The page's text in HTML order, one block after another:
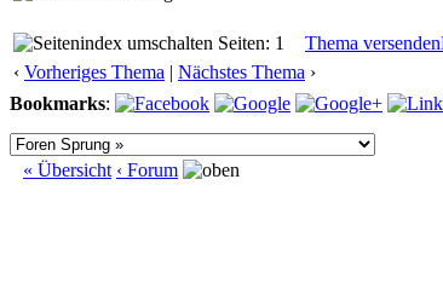
Seiten: 1
Thema versenden
‹ Vorheriges Thema | Nächstes Thema ›
Bookmarks:
« Übersicht ‹ Forum